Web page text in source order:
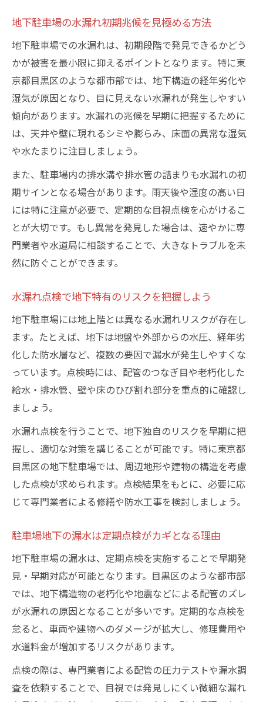
駐車場地下で起こる水漏れの意外な原因
地下駐車場の排水不良が水漏れを招く仕組
み
経年劣化による地下の水漏れ主要原因と予
防策
駐車場地下構造の弱点が水漏れを招く理由
地下駐車場の水道配管劣化と水漏れリスク
駐車場地下に多い目に見えない漏水の要因
漏水点検が地下駐車場を守る理由とは
地下駐車場の資産価値を守る漏水点検の役
割
早期漏水点検で地下水害リスクを最小限に
東京都水道局指定業者による安心の点検体
制
地下駐車場利用時の水漏れトラブル回避術
漏水点検が駐車場地下の修繕費削減につな
地下の水漏れ早期発見の実践的手順
地下駐車場の水漏れを発見するチェックリ
スト
ト
駐車場地下の定期見回りで被害を未然に防
ぐ方法
東京都水道局漏水調査の依頼から流れまで
解説
ック
駐車場地下の水トラブル対策を徹底解説
地下駐車場における水漏れ時の初動対応術
駐車場地下の水道局指定業者選びのポイン
ト
水漏れ対策グッズの活用と定期点検の重要
性
東京都水道局メンテナンスサービスの活用
法
地下駐車場の水漏れ初期兆候を見極める方法
地下駐車場での水漏れは、初期段階で発見できるかどう
かが被害を最小限に抑えるポイントとなります。特に東
京都目黒区のような都市部では、地下構造の経年劣化や
湿気が原因となり、目に見えない水漏れが発生しやすい
傾向があります。水漏れの兆候を早期に把握するために
は、天井や壁に現れるシミや膨らみ、床面の異常な湿気
や水たまりに注目しましょう。
また、駐車場内の排水溝や排水管の詰まりも水漏れの初
期サインとなる場合があります。雨天後や湿度の高い日
には特に注意が必要で、定期的な目視点検を心がけるこ
とが大切です。もし異常を発見した場合は、速やかに専
門業者や水道局に相談することで、大きなトラブルを未
然に防ぐことができます。
水漏れ点検で地下特有のリスクを把握しよう
地下駐車場には地上階とは異なる水漏れリスクが存在し
ます。たとえば、地下は地盤や外部からの水圧、経年劣
化した防水層など、複数の要因で漏水が発生しやすくな
っています。点検時には、配管のつなぎ目や老朽化した
給水・排水管、壁や床のひび割れ部分を重点的に確認し
ましょう。
水漏れ点検を行うことで、地下独自のリスクを早期に把
握し、適切な対策を講じることが可能です。特に東京都
目黒区の地下駐車場では、周辺地形や建物の構造を考慮
した点検が求められます。点検結果をもとに、必要に応
じて専門業者による修繕や防水工事を検討しましょう。
駐車場地下の漏水は定期点検がカギとなる理由
地下駐車場の漏水は、定期点検を実施することで早期発
見・早期対応が可能となります。目黒区のような都市部
では、地下構造物の老朽化や地震などによる配管のズレ
が水漏れの原因となることが多いです。定期的な点検を
怠ると、車両や建物へのダメージが拡大し、修理費用や
水道料金が増加するリスクがあります。
点検の際は、専門業者による配管の圧力テストや漏水調
査を依頼することで、目視では発見しにくい微細な漏れ